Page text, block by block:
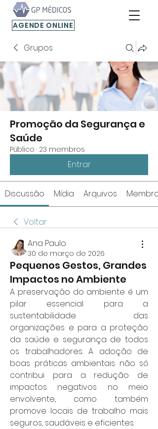
AGENDE ONLINE
Grupos
Promoção da Segurança e
Saúde
Público · 23 membros
Entrar
Discussão Mídia Arquivos Membros
Voltar
Ana Paulo
30 de março de 2026
Pequenos Gestos, Grandes
Impactos no Ambiente
A preservação do ambiente é um
pilar essencial para a
sustentabilidade das
organizações e para a proteção
da saúde e segurança de todos
os trabalhadores. A adoção de
boas práticas ambientais não só
contribui para a redução de
impactos negativos no meio
envolvente, como também
promove locais de trabalho mais
seguros, saudáveis e eficientes.